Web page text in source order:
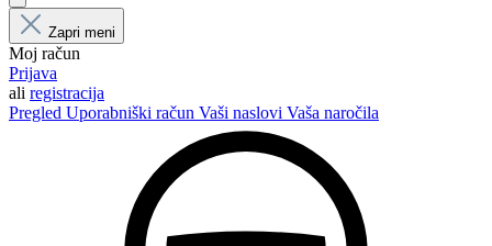
Zapri meni
Moj račun
Prijava
ali registracija
Pregled Uporabniški račun Vaši naslovi Vaša naročila